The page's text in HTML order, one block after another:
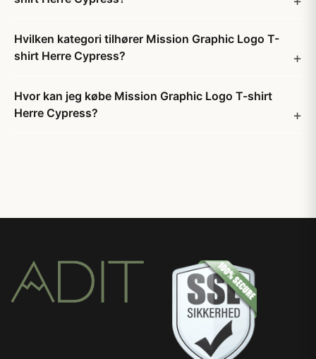
Hvilken kategori tilhører Mission Graphic Logo T-
shirt Herre Cypress?
Hvor kan jeg købe Mission Graphic Logo T-shirt
Herre Cypress?